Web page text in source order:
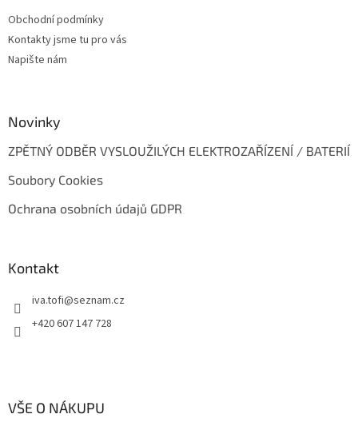
Obchodní podmínky
Kontakty jsme tu pro vás
Napište nám
Novinky
ZPĚTNÝ ODBĚR VYSLOUŽILÝCH ELEKTROZAŘÍZENÍ / BATERIÍ
Soubory Cookies
Ochrana osobních údajů GDPR
Kontakt
iva.tofi@seznam.cz
+420 607 147 728
VŠE O NÁKUPU